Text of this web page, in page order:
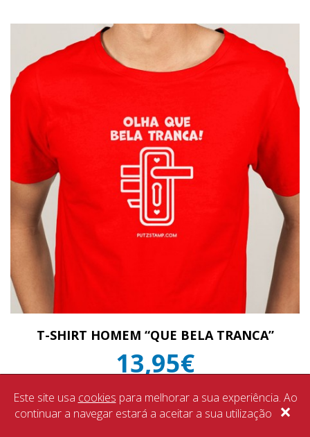
T-SHIRT HOMEM “QUE BELA TRANCA”
13,95€
IVA Incluído
Este site usa cookies para melhorar a sua experiência. Ao
continuar a navegar estará a aceitar a sua utilização ×